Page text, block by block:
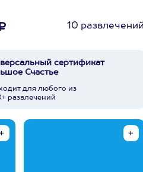
10
сертификат
Счастье
для любого из
развлечений